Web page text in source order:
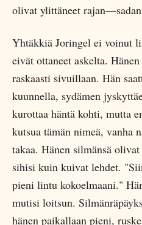
olivat ylittäneet rajan—sadan
Yhtäkkiä Joringel ei voinut
eivät ottaneet askelta.
raskaasti sivuillaan. Hän
kuunnella, sydämen
kurottaa häntä kohti, mutta
kutsua tämän nimeä, vanha
takaa. Hänen silmänsä
sihisi kuin kuivat lehdet.
pieni lintu kokoelmaani."
mutisi loitsun.
hänen paikallaan pieni,